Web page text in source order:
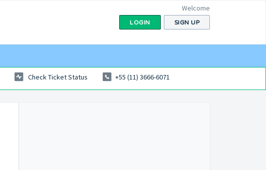
Welcome
LOGIN SIGN UP
Check Ticket Status +55 (11) 3666-6071